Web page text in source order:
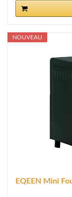
NOUVEAU
EQEEN Mini